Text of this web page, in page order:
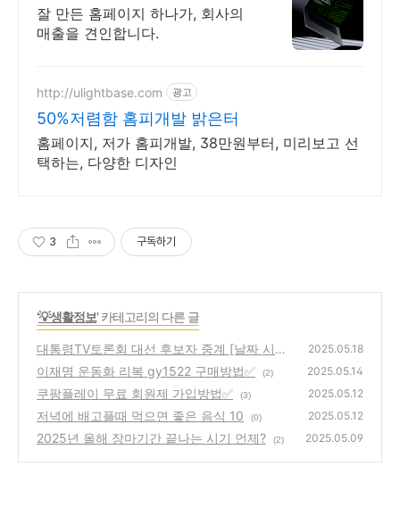
잘 만든 홈페이지 하나가, 회사의
매출을 견인합니다.
http://ulightbase.com 광고
50%저렴함 홈피개발 밝은터
홈페이지, 저가 홈피개발, 38만원부터, 미리보고 선
택하는, 다양한 디자인
3 구독하기
'💡생활정보' 카테고리의 다른 글
대통령TV토론회 대선 후보자 중계 [날짜 시간
일정 언제]
(2)
2025.05.18
이재명 운동화 리복 gy1522 구매방법✅ (2) 2025.05.14
쿠팡플레이 무료 회원제 가입방법✅ (3) 2025.05.12
저녁에 배고플때 먹으면 좋은 음식 10 (0) 2025.05.12
2025년 올해 장마기간 끝나는 시기 언제? (2) 2025.05.09